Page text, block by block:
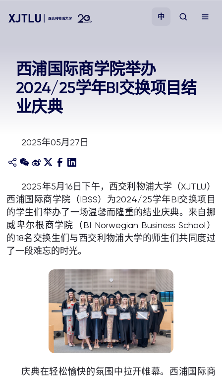
招生
科研
学院
关于我们
中
西浦国际商学院举办
2024/25学年BI交换项目结
业庆典
2025年05月27日
2025年5月16日下午，西交利物浦大学（XJTLU）
西浦国际商学院（IBSS）为2024/25学年BI交换项目
的学生们举办了一场温馨而隆重的结业庆典。来自挪
威卑尔根商学院（BI Norwegian Business School）
的18名交换生们与西交利物浦大学的师生们共同度过
了一段难忘的时光。
庆典在轻松愉快的氛围中拉开帷幕。西浦国际商